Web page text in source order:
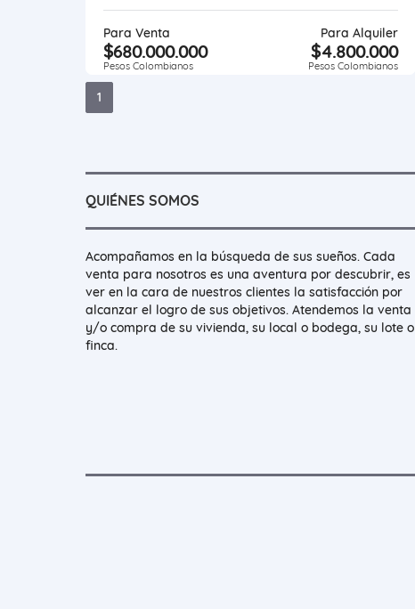
Para Venta
$680.000.000
Pesos Colombianos
Para Alquiler
$4.800.000
Pesos Colombianos
1
QUIÉNES SOMOS
Acompañamos en la búsqueda de sus sueños. Cada
venta para nosotros es una aventura por descubrir, es
ver en la cara de nuestros clientes la satisfacción por
alcanzar el logro de sus objetivos. Atendemos la venta
y/o compra de su vivienda, su local o bodega, su lote o
finca.